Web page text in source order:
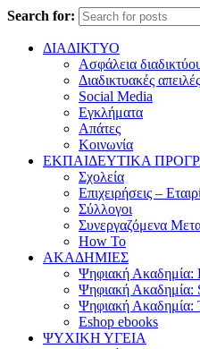
Search for:
ΔΙΑΔΙΚΤΥΟ
Ασφάλεια
Διαδικτυακές απειλές
Social Media
Εγκλήματα
Απάτες
Κοινωνία
ΕΚΠΑΙΔΕΥΤΙΚΑ
Σχολεία
Επιχειρήσεις –
Σύλλογοι
Συνεργαζόμενα
How To
ΑΚΑΔΗΜΙΕΣ
Ψηφιακή Ακαδημία:
Ψηφιακή Ακαδημία:
Ψηφιακή Ακαδημία:
Eshop ebooks
ΨΥΧΙΚΗ ΥΓΕΙΑ